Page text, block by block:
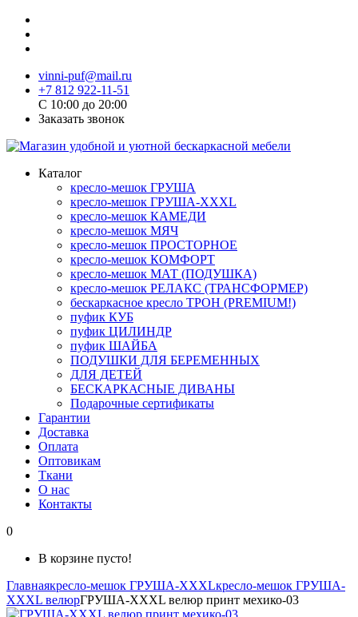
vinni-puf@mail.ru
+7 812 922-11-51
C 10:00 до 20:00
Заказать звонок
Каталог
кресло-мешок ГРУША
кресло-мешок ГРУША-XXXL
кресло-мешок КАМЕДИ
кресло-мешок МЯЧ
кресло-мешок ПРОСТОРНОЕ
кресло-мешок КОМФОРТ
кресло-мешок МАТ (ПОДУШКА)
кресло-мешок РЕЛАКС (ТРАНСФОРМЕР)
бескаркасное кресло ТРОН (PREMIUM!)
пуфик КУБ
пуфик ЦИЛИНДР
пуфик ШАЙБА
ПОДУШКИ ДЛЯ БЕРЕМЕННЫХ
ДЛЯ ДЕТЕЙ
БЕСКАРКАСНЫЕ ДИВАНЫ
Подарочные сертификаты
Гарантии
Доставка
Оплата
Оптовикам
Ткани
О нас
Контакты
0
В корзине пусто!
Главнаякресло-мешок ГРУША-XXXLкресло-мешок ГРУША-
XXXL велюрГРУША-XXXL велюр принт мехико-03